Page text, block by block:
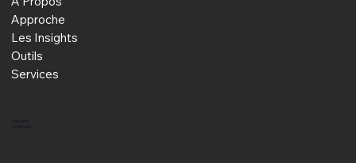
Approche
Les Insights
Outils
Services